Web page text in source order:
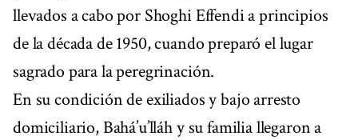
llevados a cabo por Shoghi Effendi a principios
de la década de 1950, cuando preparó el lugar
sagrado para la peregrinación.
En su condición de exiliados y bajo arresto
domiciliario, Bahá’u’lláh y su familia llegaron a